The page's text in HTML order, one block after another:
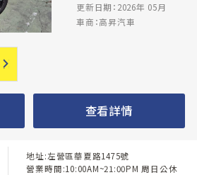
更新日期：2026年 05月
車商：高昇汽車
查看詳情
地址:左營區華夏路1475號
營業時間:10:00AM~21:00PM 周日公休